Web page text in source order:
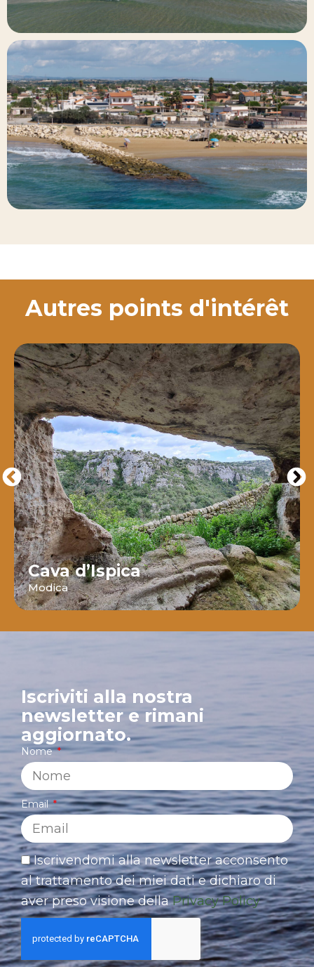
Autres points d'intérêt
Cava d’Ispica
Modica
Iscriviti alla nostra
newsletter e rimani
aggiornato.
Nome
Email
Iscrivendomi alla newsletter acconsento
al trattamento dei miei dati e dichiaro di
aver preso visione dellaPrivacy Policy